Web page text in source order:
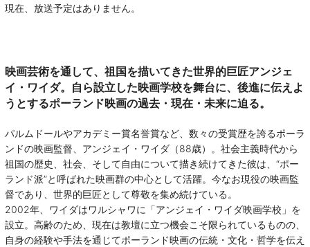
現在、放送予定はありません。
映画芸術を通して、祖国を描いてきた世界的巨匠アンジェ
イ・ワイダ。自ら設立した映画学校を舞台に、後進に伝えよ
うとするポーランド映画の過去・現在・未来に迫る。
パルムドールやアカデミー賞名誉賞など、数々の受賞歴を誇るポーラ
ンドの映画監督、アンジェイ・ワイダ（88歳）。社会主義時代から
祖国の歴史、社会、そして自由について描き続けてきた彼は、“ポー
ランド派”と呼ばれた映画群の中心として活躍。今なお現役の映画監
督であり、世界的巨匠として尊敬を集め続けている。
2002年、ワイダはワルシャワに「アンジェイ・ワイダ映画学校」を
設立。高齢のため、現在は教壇に立つ機会こそ限られているものの、
自身の経験や手法を通じてポーランド映画の伝統・文化・哲学を伝え